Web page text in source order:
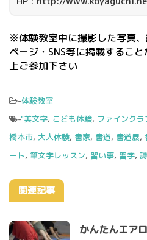
※体験教室中に撮影した写真
ページ・SNS等に掲載するこ
上ご参加下さい
-体験教室
-"美文字, こども体験, ファインク
橋本市, 大人体験, 書家, 書道, 書道展,
ート, 筆文字レッスン, 習い事, 習字, 詩
関連記事
かんたんエア